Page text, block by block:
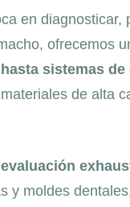
en diagnosticar,
ofrecemos
sistemas
de alta
evaluación
y moldes